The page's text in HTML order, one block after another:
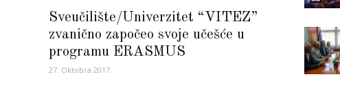
Sveučilište/Univerzitet “VITEZ”
zvanično započeo svoje učešće u
programu ERASMUS
27. Oktobra 2017.